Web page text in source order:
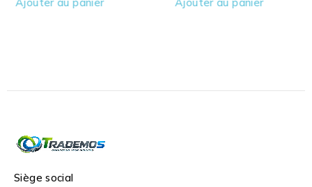
Ajouter au panier Ajouter au panier
Siège social